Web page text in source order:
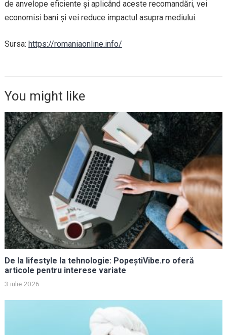
de anvelope eficiente și aplicând aceste recomandări, vei
economisi bani și vei reduce impactul asupra mediului.
Sursa: https://romaniaonline.info/
You might like
De la lifestyle la tehnologie: PopeștiVibe.ro oferă
articole pentru interese variate
3 iulie 2026